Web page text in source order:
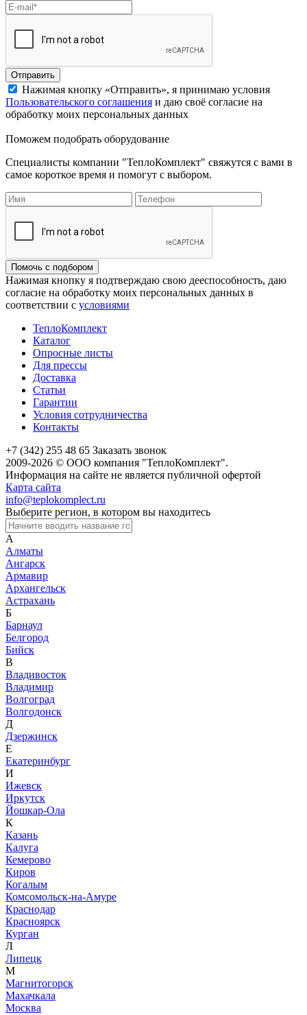
Отправить
Нажимая кнопку «Отправить», я принимаю условия
Пользовательского соглашения и даю своё согласие на
обработку моих персональных данных
Поможем подобрать оборудование
Специалисты компании "ТеплоКомплект" свяжутся с вами в
самое короткое время и помогут с выбором.
Помочь с подбором
Нажимая кнопку я подтверждаю свою дееспособность, даю
согласие на обработку моих персональных данных в
соответствии с условиями
ТеплоКомплект
Каталог
Опросные листы
Для прессы
Доставка
Статьи
Гарантии
Условия сотрудничества
Контакты
+7 (342) 255 48 65 Заказать звонок
2009-2026 © ООО компания "ТеплоКомплект".
Информация на сайте не является публичной офертой
Карта сайта
info@teplokomplect.ru
Выберите регион, в котором вы находитесь
А
Алматы
Ангарск
Армавир
Архангельск
Астрахань
Б
Барнаул
Белгород
Бийск
В
Владивосток
Владимир
Волгоград
Волгодонск
Д
Дзержинск
Е
Екатеринбург
И
Ижевск
Иркутск
Йошкар-Ола
К
Казань
Калуга
Кемерово
Киров
Когалым
Комсомольск-на-Амуре
Краснодар
Красноярск
Курган
Л
Липецк
М
Магнитогорск
Махачкала
Москва